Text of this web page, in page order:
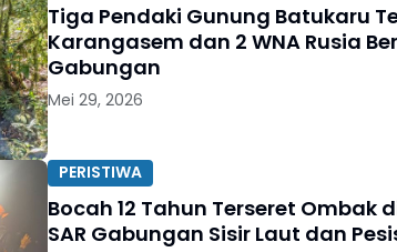
Tiga Pendaki Gunung Batukaru
Karangasem dan 2 WNA Rusia
Gabungan
Mei 29, 2026
PERISTIWA
Bocah 12 Tahun Terseret Ombak
SAR Gabungan Sisir Laut dan